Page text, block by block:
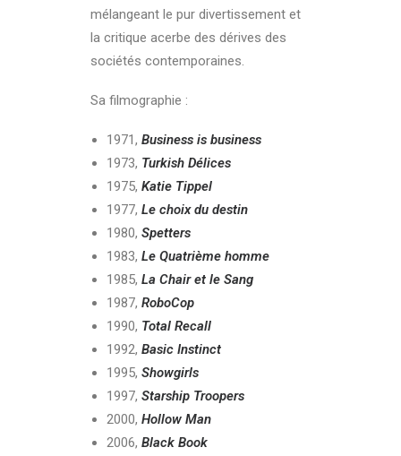
mélangeant le pur divertissement et
la critique acerbe des dérives des
sociétés contemporaines.
Sa filmographie :
1971, Business is business
1973, Turkish Délices
1975, Katie Tippel
1977, Le choix du destin
1980, Spetters
1983, Le Quatrième homme
1985, La Chair et le Sang
1987, RoboCop
1990, Total Recall
1992, Basic Instinct
1995, Showgirls
1997, Starship Troopers
2000, Hollow Man
2006, Black Book